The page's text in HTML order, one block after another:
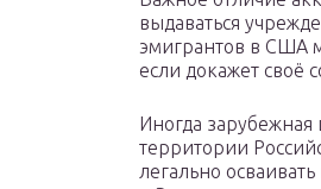
выдаваться
эмигрантов в США
если докажет своё
Иногда
территории
легально